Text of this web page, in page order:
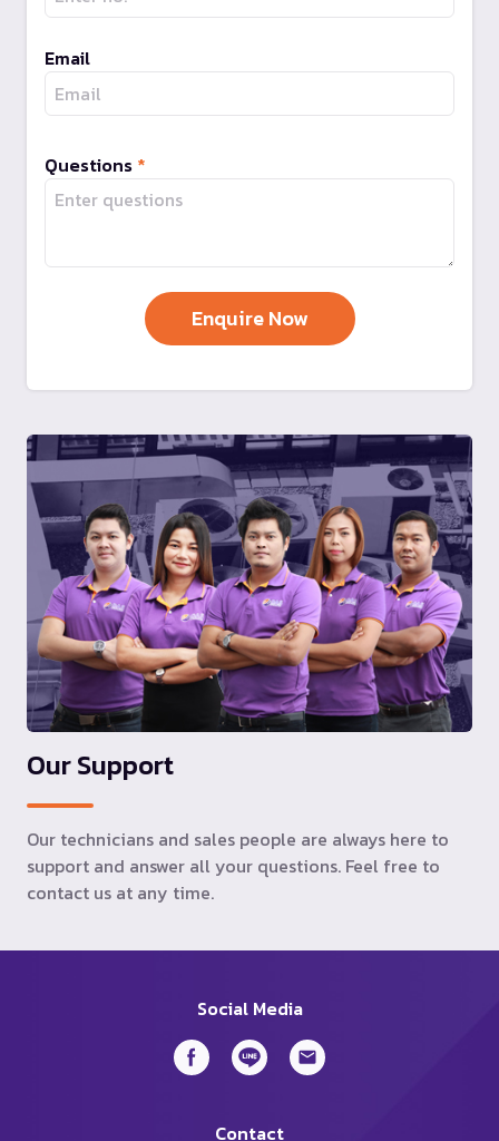
Email
Questions *
Our Support
Our technicians and sales people are always here to
support and answer all your questions. Feel free to
contact us at any time.
Social Media
Contact